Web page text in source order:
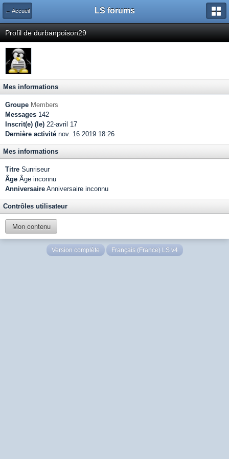
← Accueil LS forums
Profil de durbanpoison29
Mes informations
Groupe Members
Messages 142
Inscrit(e) (le) 22-avril 17
Dernière activité nov. 16 2019 18:26
Mes informations
Titre Sunriseur
Âge Âge inconnu
Anniversaire Anniversaire inconnu
Contrôles utilisateur
Mon contenu
Version complète Français (France) LS v4